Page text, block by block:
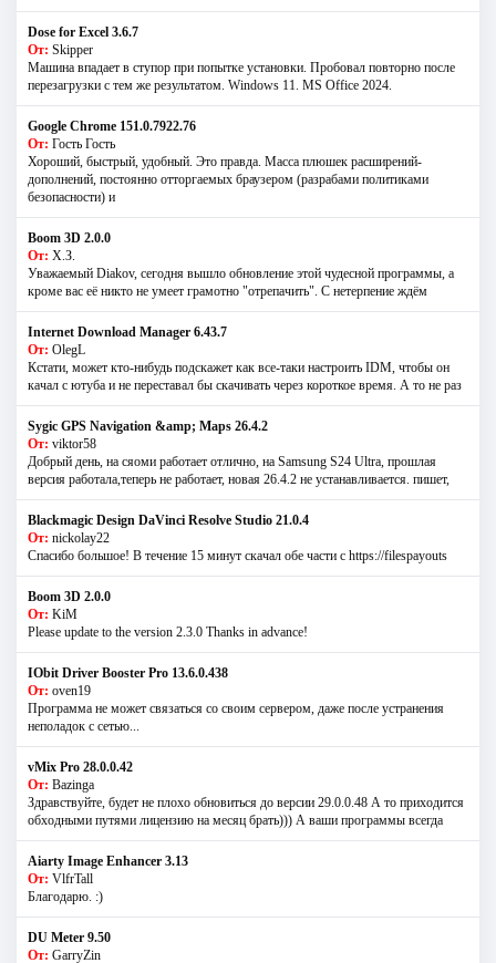
Dose for Excel 3.6.7
От: Skipper
Машина впадает в ступор при попытке установки. Пробовал повторно после
перезагрузки с тем же результатом. Windows 11. MS Offiсe 2024.
Google Chrome 151.0.7922.76
От: Гость Гость
Хороший, быстрый, удобный. Это правда. Масса плюшек расширений-
дополнений, постоянно отторгаемых браузером (разрабами политиками
безопасности) и
Boom 3D 2.0.0
От: Х.З.
Уважаемый Diakov, сегодня вышло обновление этой чудесной программы, а
кроме вас её никто не умеет грамотно "отрепачить". С нетерпение ждём
Internet Download Manager 6.43.7
От: OlegL
Кстати, может кто-нибудь подскажет как все-таки настроить IDM, чтобы он
качал с ютуба и не переставал бы скачивать через короткое время. А то не раз
Sygic GPS Navigation &amp; Maps 26.4.2
От: viktor58
Добрый день, на сяоми работает отлично, на Samsung S24 Ultra, прошлая
версия работала,теперь не работает, новая 26.4.2 не устанавливается. пишет,
Blackmagic Design DaVinci Resolve Studio 21.0.4
От: nickolay22
Спасибо большое! В течение 15 минут скачал обе части с https://filespayouts
Boom 3D 2.0.0
От: KiM
Please update to the version 2.3.0 Thanks in advance!
IObit Driver Booster Pro 13.6.0.438
От: oven19
Программа не может связаться со своим сервером, даже после устранения
неполадок с сетью...
vMix Pro 28.0.0.42
От: Bazinga
Здравствуйте, будет не плохо обновиться до версии 29.0.0.48 А то приходится
обходными путями лицензию на месяц брать))) А ваши программы всегда
Aiarty Image Enhancer 3.13
От: VlfrTall
Благодарю. :)
DU Meter 9.50
От: GarryZin